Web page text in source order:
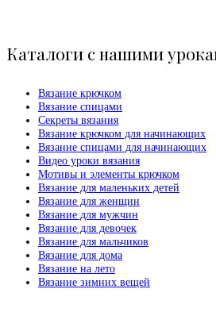
Каталоги с нашими
Вязание крючком
Вязание спицами
Секреты вязания
Вязание крючком для начинающих
Вязание спицами для начинающих
Видео уроки вязания
Мотивы и элементы крючком
Вязание для маленьких детей
Вязание для женщин
Вязание для мужчин
Вязание для девочек
Вязание для мальчиков
Вязание для дома
Вязание на лето
Вязание зимних вещей